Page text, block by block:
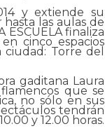
y extiende su
las aulas de
finaliza
cinco espacios
Torre del
gaditana Laura
que se
no sólo en sus
tendrán
y 12.00 horas.